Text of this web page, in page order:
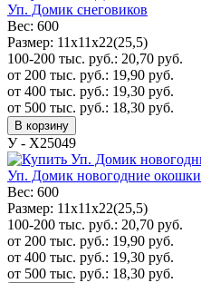
Уп. Домик снеговиков
Вес: 600
Размер: 11х11х22(25,5)
100-200 тыс. руб.: 20,70 руб.
от 200 тыс. руб.: 19,90 руб.
от 400 тыс. руб.: 19,30 руб.
от 500 тыс. руб.: 18,30 руб.
В корзину
У - Х25049
Уп. Домик новогодние окошки
Вес: 600
Размер: 11х11х22(25,5)
100-200 тыс. руб.: 20,70 руб.
от 200 тыс. руб.: 19,90 руб.
от 400 тыс. руб.: 19,30 руб.
от 500 тыс. руб.: 18,30 руб.